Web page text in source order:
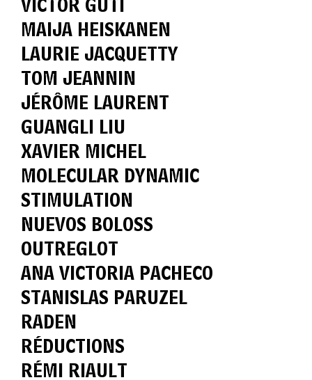
VICTOR GUTI
MAIJA HEISKANEN
LAURIE JACQUETTY
TOM JEANNIN
JÉRÔME LAURENT
GUANGLI LIU
XAVIER MICHEL
MOLECULAR DYNAMIC
STIMULATION
NUEVOS BOLOSS
OUTREGLOT
ANA VICTORIA PACHECO
STANISLAS PARUZEL
RADEN
RÉDUCTIONS
RÉMI RIAULT